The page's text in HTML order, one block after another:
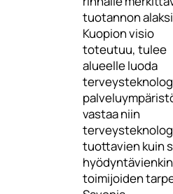
tuotannon
Kuopion visio
toteutuu, tulee
alueelle luoda
vastaa niin
tuottavien kuin
hyödyntävienkin
toimijoiden